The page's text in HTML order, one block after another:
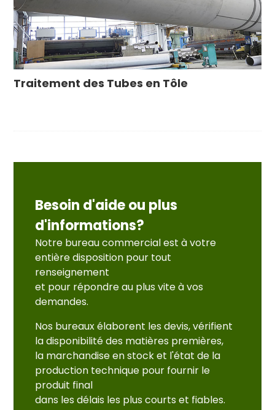
Traitement des Tubes en Tôle
Besoin d'aide ou plus
d'informations?
Notre bureau commercial est à votre
entière disposition pour tout
renseignement
et pour répondre au plus vite à vos
demandes.
Nos bureaux élaborent les devis, vérifient
la disponibilité des matières premières,
la marchandise en stock et l'état de la
production technique pour fournir le
produit final
dans les délais les plus courts et fiables.